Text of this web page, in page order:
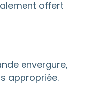
offert
envergure,
appropriée.